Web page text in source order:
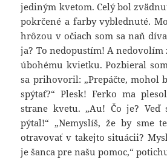
jediným kvetom. Celý bol
pokrčené a farby vyblednuté.
hrôzou v očiach som sa naň
ja? To nedopustím! A
úbohému kvietku. Pozbieral
sa prihovoril: „Prepáčte, mohol
spýtať?“ Plesk! Ferko ma
strane kvetu. „Au! Čo je? Veď
pýtal!“ „Nemyslíš, že by sme
otravovať v takejto situácii?
je šanca pre našu pomoc,“